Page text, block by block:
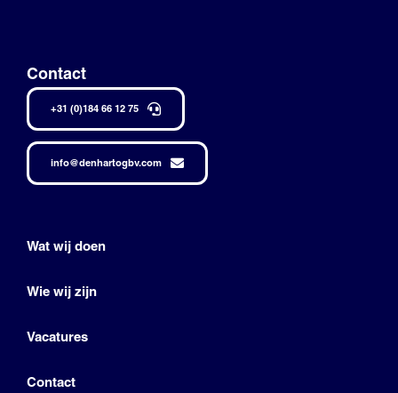
Contact
+31 (0)184 66 12 75
info@denhartogbv.com
Wat wij doen
Wie wij zijn
Vacatures
Contact